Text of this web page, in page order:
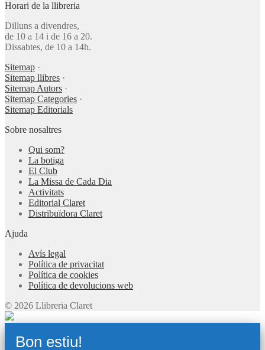
Horari de la llibreria
Dilluns a divendres,
de 10 a 14 i de 16 a 20.
Dissabtes, de 10 a 14h.
Sitemap ·
Sitemap llibres ·
Sitemap Autors ·
Sitemap Categories ·
Sitemap Editorials
Sobre nosaltres
Qui som?
La botiga
El Club
La Missa de Cada Dia
Activitats
Editorial Claret
Distribuïdora Claret
Ajuda
Avís legal
Política de privacitat
Política de cookies
Política de devolucions web
© 2026 Llibreria Claret
Bon estiu!